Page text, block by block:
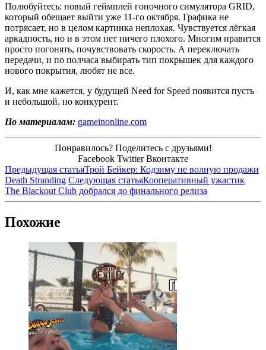
Полюбуйтесь: новый геймплей гоночного симулятора GRID,
который обещает выйти уже 11-го октября. Графика не
потрясает, но в целом картинка неплохая. Чувствуется лёгкая
аркадность, но и в этом нет ничего плохого. Многим нравится
просто погонять, почувствовать скорость. А переключать
передачи, и по полчаса выбирать тип покрышек для каждого
нового покрытия, любят не все.
И, как мне кажется, у будущей Need for Speed появится пусть
и небольшой, но конкурент.
По материалам: gameinonline.com
Понравилось? Поделитесь с друзьями!
Facebook Twitter Вконтакте
Предыдущая статьяТрой Бейкер: Кодзиму не волную продажи
Death Stranding Следующая статьяКооперативный ужастик
The Blackout Club добрался до финального релиза
Похожие